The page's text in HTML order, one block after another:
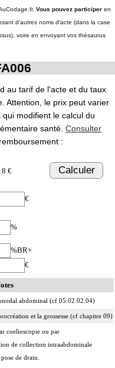
Vous pouvez participer en
d'autres noms d'acte (dans la case
voire en envoyant vos thésaurus
au tarif de l'acte et du taux
Attention, le prix peut varier
modifient le calcul du
santé. Consulter
:
€ Calculer
€
%
%BR+
€
abdominal (cf 05.02.02.04)
et la grossesse (cf chapitre 09)
coelioscopie ou par
de collection intraabdominale
de drain.